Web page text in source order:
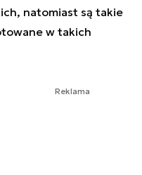
natomiast są takie
w takich
Reklama